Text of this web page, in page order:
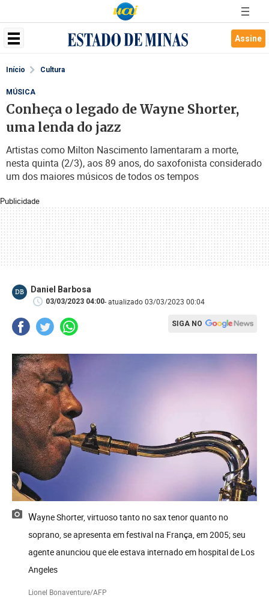
Assine
Início Cultura
Publicidade
MÚSICA
Conheça o legado de Wayne Shorter,
uma lenda do jazz
Artistas como Milton Nascimento lamentaram a morte,
nesta quinta (2/3), aos 89 anos, do saxofonista considerado
um dos maiores músicos de todos os tempos
DB Daniel Barbosa
03/03/2023 04:00- atualizado 03/03/2023 00:04
SIGA NO
Wayne Shorter, virtuoso tanto no sax tenor quanto no
soprano, se apresenta em festival na França, em 2005; seu
agente anunciou que ele estava internado em hospital de Los
Angeles
Lionel Bonaventure/AFP